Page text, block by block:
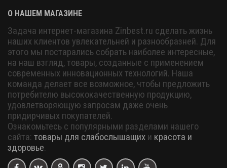
О НАШЕМ МАГАЗИНЕ
Задача интернет-магазина Zinbest.ru сделать жизнь
наших клиентов увлекательней и разнообразней. Для
этого мы постарались собрать наиболее интересные,
на наш взгляд, товары, созданные с применением
современных инновационных технологий. Наша
команда делает все возможное, чтобы предложить
потребителю высококачественную продукцию,
удовлетворяющую запросам даже очень
придирчивых покупателей.
Ознакомьтесь с популярными разделами нашего
сайта: товары для слабослышащих и красота и
здоровье.